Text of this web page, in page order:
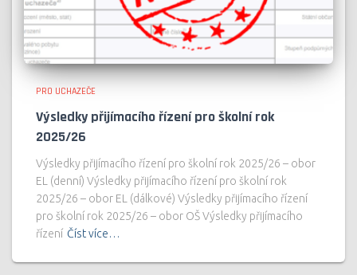
PRO UCHAZEČE
Výsledky přijímacího řízení pro školní rok
2025/26
Výsledky přijímacího řízení pro školní rok 2025/26 – obor
EL (denní) Výsledky přijímacího řízení pro školní rok
2025/26 – obor EL (dálkové) Výsledky přijímacího řízení
pro školní rok 2025/26 – obor OŠ Výsledky přijímacího
řízení Číst více…